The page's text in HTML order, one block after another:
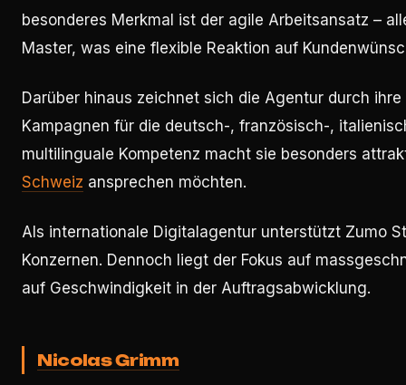
besonderes Merkmal ist der agile Arbeitsansatz –
Master, was eine flexible Reaktion auf
Darüber hinaus zeichnet sich die Agentur durch
Kampagnen für die deutsch-, französisch-,
multilinguale Kompetenz macht sie besonders
Schweiz ansprechen möchten.
Als internationale Digitalagentur unterstützt Zumo
Konzernen. Dennoch liegt der Fokus auf
auf Geschwindigkeit in der Auftragsabwicklung.
Nicolas Grimm